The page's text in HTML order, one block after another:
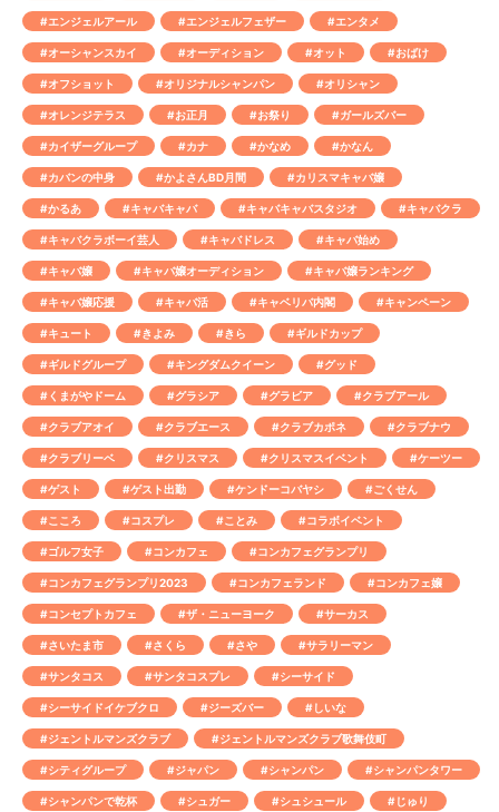
#エンジェルアール #エンジェルフェザー #エンタメ
#オーシャンスカイ #オーディション #オット #おばけ
#オフショット #オリジナルシャンパン #オリシャン
#オレンジテラス #お正月 #お祭り #ガールズバー
#カイザーグループ #カナ #かなめ #かなん
#カバンの中身 #かよさんBD月間 #カリスマキャバ嬢
#かるあ #キャバキャバ #キャバキャバスタジオ #キャバクラ
#キャバクラボーイ芸人 #キャバドレス #キャバ始め
#キャバ嬢 #キャバ嬢オーディション #キャバ嬢ランキング
#キャバ嬢応援 #キャバ活 #キャベリバ内閣 #キャンペーン
#キュート #きよみ #きら #ギルドカップ
#ギルドグループ #キングダムクイーン #グッド
#くまがやドーム #グラシア #グラビア #クラブアール
#クラブアオイ #クラブエース #クラブカポネ #クラブナウ
#クラブリーベ #クリスマス #クリスマスイベント #ケーツー
#ゲスト #ゲスト出勤 #ケンドーコバヤシ #ごくせん
#こころ #コスプレ #ことみ #コラボイベント
#ゴルフ女子 #コンカフェ #コンカフェグランプリ
#コンカフェグランプリ2023 #コンカフェランド #コンカフェ嬢
#コンセプトカフェ #ザ・ニューヨーク #サーカス
#さいたま市 #さくら #さや #サラリーマン
#サンタコス #サンタコスプレ #シーサイド
#シーサイドイケブクロ #ジーズバー #しいな
#ジェントルマンズクラブ #ジェントルマンズクラブ歌舞伎町
#シティグループ #ジャパン #シャンパン #シャンパンタワー
#シャンパンで乾杯 #シュガー #シュシュール #じゅり